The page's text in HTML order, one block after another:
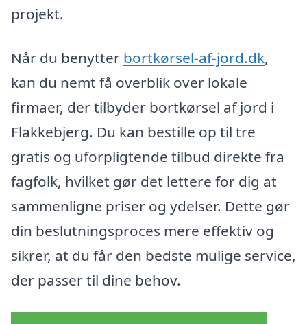
projekt.
Når du benytter bortkørsel-af-jord.dk,
kan du nemt få overblik over lokale
firmaer, der tilbyder bortkørsel af jord i
Flakkebjerg. Du kan bestille op til tre
gratis og uforpligtende tilbud direkte fra
fagfolk, hvilket gør det lettere for dig at
sammenligne priser og ydelser. Dette gør
din beslutningsproces mere effektiv og
sikrer, at du får den bedste mulige service,
der passer til dine behov.